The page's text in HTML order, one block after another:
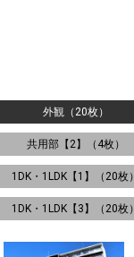
外観（20枚）
共用部【2】（4枚）
1DK・1LDK【1】（20枚）
1DK・1LDK【3】（20枚）